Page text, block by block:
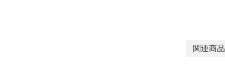
関連商品